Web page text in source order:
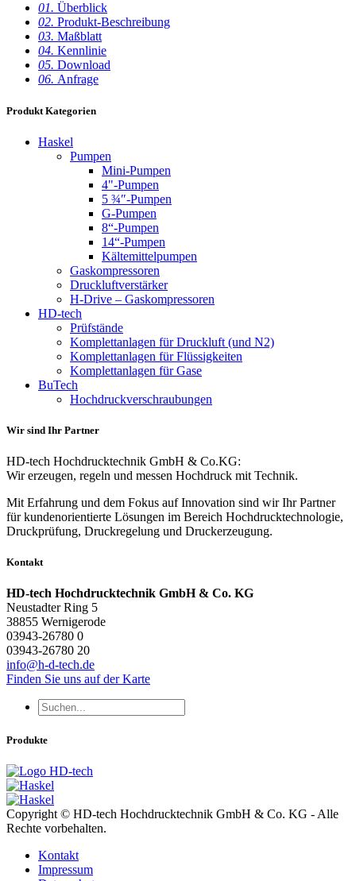
01. Überblick
02. Produkt-Beschreibung
03. Maßblatt
04. Kennlinie
05. Download
06. Anfrage
Produkt Kategorien
Haskel
Pumpen
Mini-Pumpen
4"-Pumpen
5 ¾″-Pumpen
G-Pumpen
8“-Pumpen
14“-Pumpen
Kältemittelpumpen
Gaskompressoren
Druckluftverstärker
H-Drive – Gaskompressoren
HD-tech
Prüfstände
Komplettanlagen für Druckluft (und N2)
Komplettanlagen für Flüssigkeiten
Komplettanlagen für Gase
BuTech
Hochdruckverschraubungen
Wir sind Ihr Partner
HD-tech Hochdrucktechnik GmbH & Co.KG:
Wir erzeugen, regeln und messen Hochdruck mit Technik.
Mit Erfahrung und dem Fokus auf Innovation sind wir Ihr Partner
für kundenorientierte Lösungen im Bereich Hochdrucktechnologie,
Druckprüfung, Druckregelung und Druckerzeugung.
Kontakt
HD-tech Hochdrucktechnik GmbH & Co. KG
Neustadter Ring 5
38855 Wernigerode
03943-26780 0
03943-26780 20
info@h-d-tech.de
Finden Sie uns auf der Karte
Produkte
Copyright © HD-tech Hochdrucktechnik GmbH & Co. KG - Alle
Rechte vorbehalten.
Kontakt
Impressum